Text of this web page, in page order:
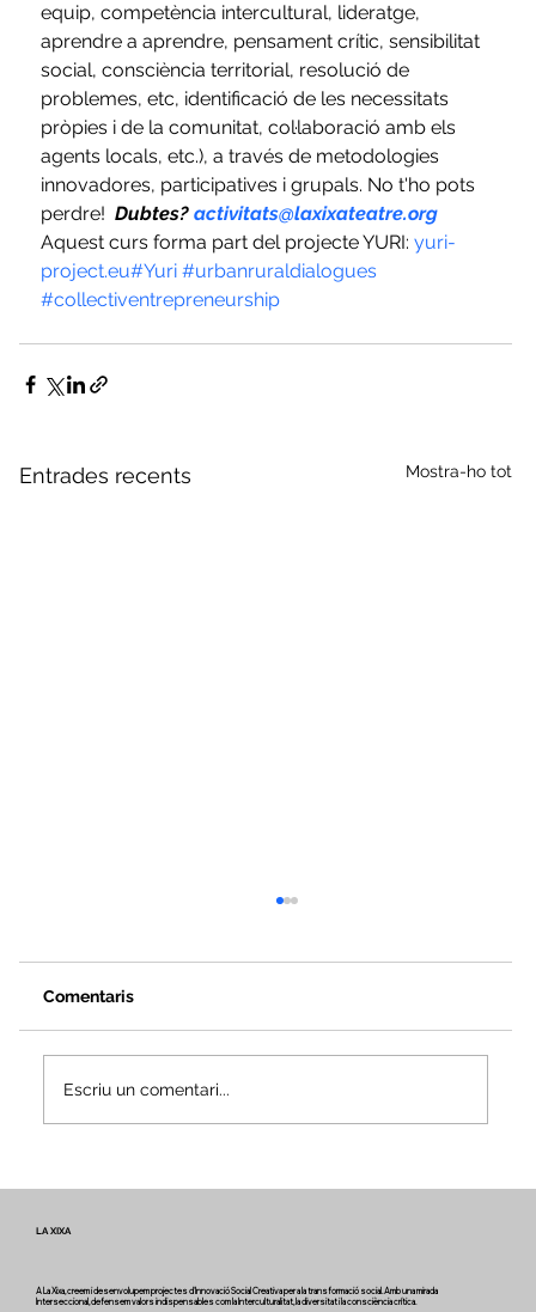
equip, competència intercultural, lideratge,
aprendre a aprendre, pensament crític, sensibilitat
social, consciència territorial, resolució de
problemes, etc, identificació de les necessitats
pròpies i de la comunitat, col·laboració amb els
agents locals, etc.), a través de metodologies
innovadores, participatives i grupals. No t'ho pots
perdre! Dubtes? activitats@laxixateatre.org
Aquest curs forma part del projecte YURI: yuri-
project.eu#Yuri #urbanruraldialogues
#collectiventrepreneurship
Entrades recents Mostra-ho tot
Comentaris
Escriu un comentari...
LA XIXA
A La Xixa, creem i desenvolupem projectes d'Innovació Social Creativa per a la transformació social. Amb una mirada
Interseccional, defensem valors indispensables com la Interculturalitat, la diversitat i la consciència crítica.